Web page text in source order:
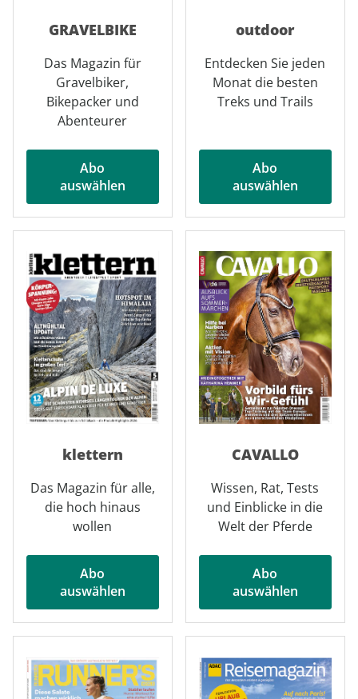
GRAVELBIKE
Das Magazin für
Gravelbiker,
Bikepacker und
Abenteurer
Abo
auswählen
outdoor
Entdecken Sie jeden
Monat die besten
Treks und Trails
Abo
auswählen
klettern
Das Magazin für alle,
die hoch hinaus
wollen
Abo
auswählen
CAVALLO
Wissen, Rat, Tests
und Einblicke in die
Welt der Pferde
Abo
auswählen